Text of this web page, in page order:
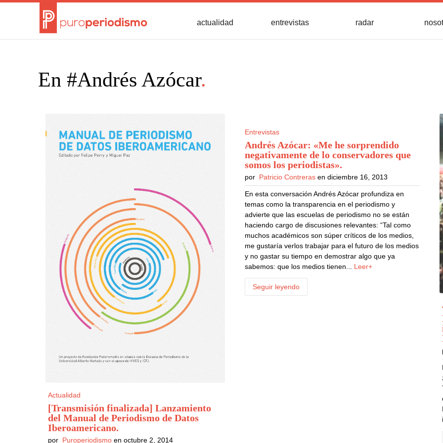
actualidad entrevistas radar
En #Andrés Azócar.
Actualidad
[Transmisión finalizada] Lanzamiento
del Manual de Periodismo de Datos
Iberoamericano.
por Puroperiodismo en octubre 2, 2014
Entrevistas
Andrés Azócar: «Me he sorprendido
negativamente de lo conservadores que
somos los periodistas».
por Patricio Contreras en diciembre 16, 2013
En esta conversación Andrés Azócar profundiza en
temas como la transparencia en el periodismo y
advierte que las escuelas de periodismo no se están
haciendo cargo de discusiones relevantes: “Tal como
muchos académicos son súper críticos de los medios,
me gustaría verlos trabajar para el futuro de los medios
y no gastar su tiempo en demostrar algo que ya
sabemos: que los medios tienen... Leer+
Seguir leyendo